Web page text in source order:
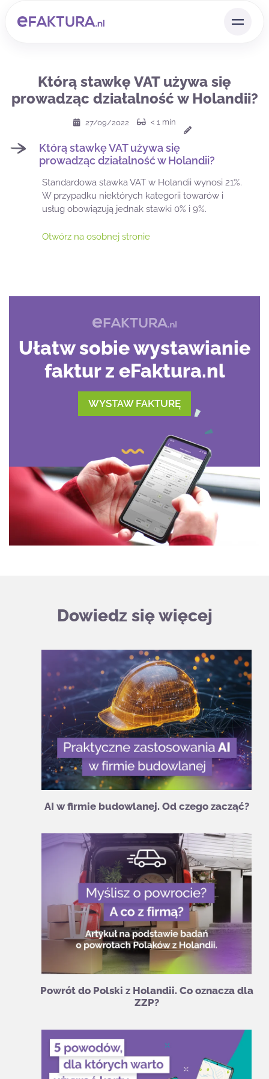
Którą stawkę VAT używa się
prowadząc działalność w Holandii?
27/09/2022 < 1 min
Którą stawkę VAT używa się
prowadząc działalność w Holandii?
Standardowa stawka VAT w Holandii wynosi 21%.
W przypadku niektórych kategorii towarów i
usług obowiązują jednak stawki 0% i 9%.
Otwórz na osobnej stronie
Ułatw sobie wystawianie
faktur z eFaktura.nl
WYSTAW FAKTURĘ
Dowiedz się więcej
AI w firmie budowlanej. Od czego zacząć?
Powrót do Polski z Holandii. Co oznacza dla
ZZP?